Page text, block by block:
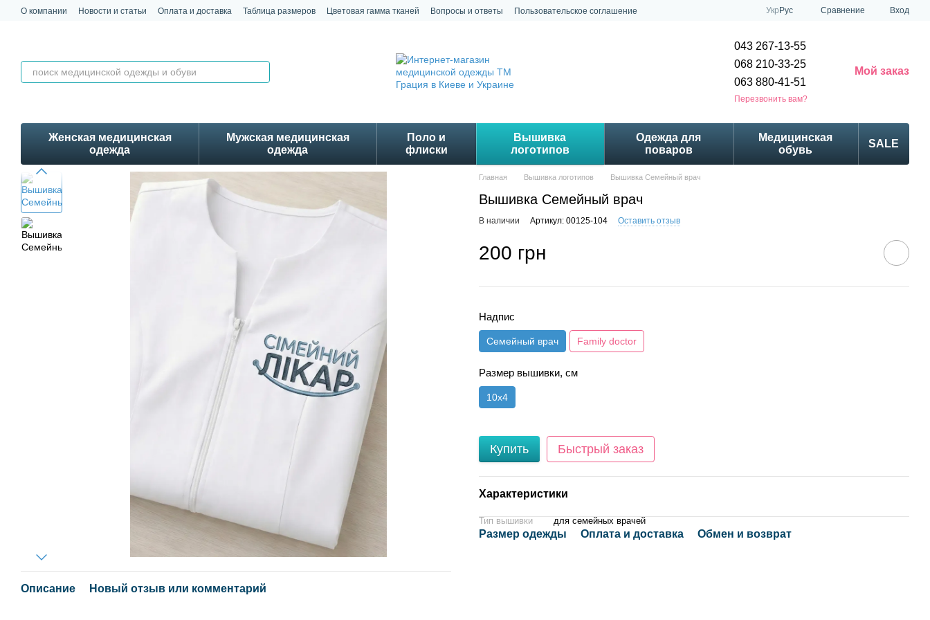
Перейти к основному контенту
О компании Новости и статьи Оплата и доставка Таблица размеров Цветовая гамма тканей Вопросы и ответы
Пользовательское соглашение
Укр Рус Сравнение Вход
043 267-13-55
068 210-33-25
063 880-41-51
Перезвонить вам?
Мой заказ
Женская медицинская
одежда
Мужская медицинская
одежда
Поло и
флиски
Вышивка
логотипов
Одежда для
поваров
Медицинская
обувь
SALE
Описание Новый отзыв или комментарий
Главная Вышивка логотипов Вышивка Семейный врач
Вышивка Семейный врач
В наличии Артикул: 00125-104 Оставить отзыв
200 грн
Надпис
Семейный врач Family doctor
Размер вышивки, см
10х4
Купить Быстрый заказ
Характеристики
Тип вышивки для семейных врачей
Размер одежды Оплата и доставка Обмен и возврат